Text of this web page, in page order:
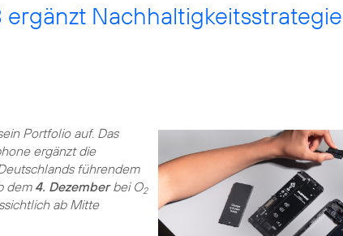
ergänzt Nachhaltigkeitsstrategie
Portfolio auf. Das
ergänzt die
führendem
dem4. Dezemberbei O2
ab Mitte